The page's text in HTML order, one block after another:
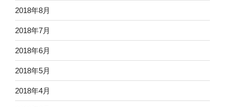
2018年8月
2018年7月
2018年6月
2018年5月
2018年4月